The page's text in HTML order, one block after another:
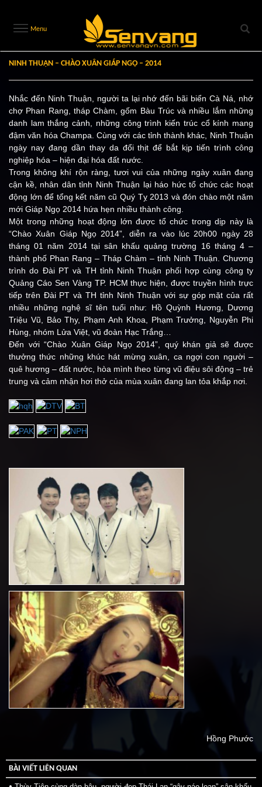
Menu
NINH THUẬN – CHÀO XUÂN GIÁP NGỌ – 2014
Nhắc đến Ninh Thuận, người ta lại nhớ đến bãi biển Cà Ná, nhớ
chợ Phan Rang, tháp Chàm, gốm Bàu Trúc và nhiều lắm những
danh lam thắng cảnh, những công trình kiến trúc cổ kính mang
đậm văn hóa Champa. Cùng với các tỉnh thành khác, Ninh Thuận
ngày nay đang dần thay da đổi thịt để bắt kịp tiến trình công
nghiệp hóa – hiện đại hóa đất nước.
Trong không khí rộn ràng, tươi vui của những ngày xuân đang
cận kề, nhân dân tỉnh Ninh Thuận lại háo hức tổ chức các hoạt
động lớn để tổng kết năm cũ Quý Tỵ 2013 và đón chào một năm
mới Giáp Ngọ 2014 hứa hẹn nhiều thành công.
Một trong những hoạt động lớn được tổ chức trong dịp này là
“Chào Xuân Giáp Ngọ 2014”, diễn ra vào lúc 20h00 ngày 28
tháng 01 năm 2014 tại sân khấu quảng trường 16 tháng 4 –
thành phố Phan Rang – Tháp Chàm – tỉnh Ninh Thuận. Chương
trình do Đài PT và TH tỉnh Ninh Thuận phối hợp cùng công ty
Quảng Cáo Sen Vàng TP. HCM thực hiện, được truyền hình trực
tiếp trên Đài PT và TH tỉnh Ninh Thuận với sự góp mặt của rất
nhiều những nghệ sĩ tên tuổi như: Hồ Quỳnh Hương, Dương
Triệu Vũ, Bảo Thy, Phạm Anh Khoa, Phạm Trưởng, Nguyễn Phi
Hùng, nhóm Lửa Việt, vũ đoàn Hạc Trắng…
Đến với “Chào Xuân Giáp Ngọ 2014”, quý khán giả sẽ được
thưởng thức những khúc hát mừng xuân, ca ngợi con người –
quê hương – đất nước, hòa mình theo từng vũ điệu sôi động – trẻ
trung và cảm nhận hơi thở của mùa xuân đang lan tỏa khắp nơi.
Hồng Phước
BÀI VIẾT LIÊN QUAN